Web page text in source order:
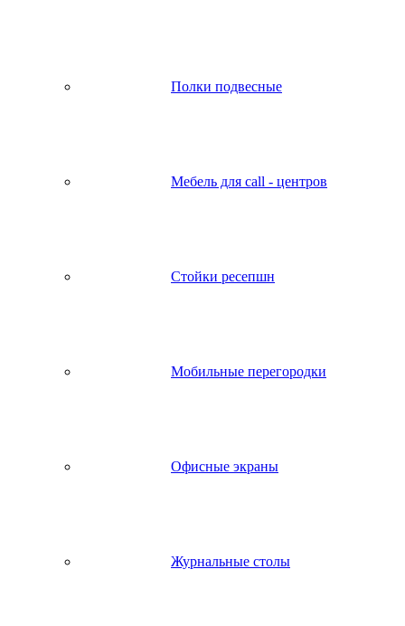
Полки подвесные
Мебель для call - центров
Стойки ресепшн
Мобильные перегородки
Офисные экраны
Журнальные столы